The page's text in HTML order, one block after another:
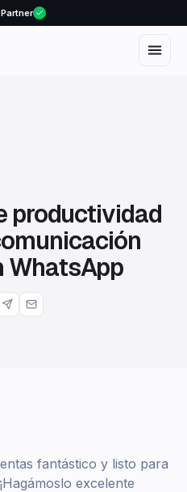
productividad
WhatsApp
fantástico y listo para
excelente